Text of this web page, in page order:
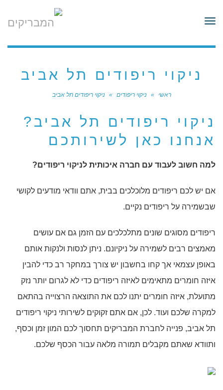
תפריט
ניקוי ריפודים תל אביב
ראשי » ניקוי ריפודים » ניקוי ריפודים תל אביב
ניקוי ריפודים תל אביב?
אנחנו כאן לשירותכם
למה חשוב לעבוד עם חברה איכותית לניקוי ריפודים?
אם יש לכם ריפודים מלוכלכים בבית, אתם וודאי מודעים לקושי
שבשמירה על ריפודים נקיים.
ריפודים מסוגים שונים מתלכלכים עם הזמן גם אם עושים
מאמצים רבים לשמירה על ניקיונם. ניתן לנסות ולנקות אותם
באופן עצמאי אך קחו בחשבון יש צורך במחקר רב כדי להבין
איזה חומרים מתאימים לאיזה ריפודים כדי לא לגרום יותר נזק
מתועלת, איזה חומרים יתנו לכם את התוצאה הרצוייה בהתאם
למקרה שלכם ועוד. לכן, אם אתם זקוקים לשירותי ניקוי ריפודים
תל אביב, פנייה לחברת המבריקים תחסוך לכם המון זמן וכסף,
ותוודא שאתם מקבלים תמורה מלאה עבור הכסף שלכם.